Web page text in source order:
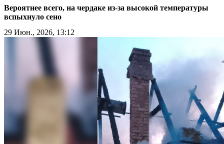
Вероятнее всего, на чердаке из-за высокой температуры
вспыхнуло сено
29 Июн., 2026, 13:12